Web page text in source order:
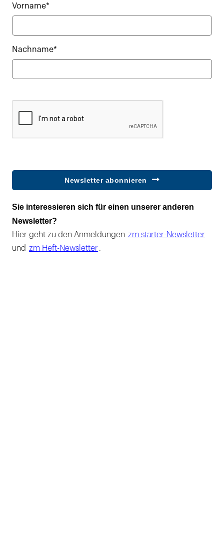
Vorname*
Nachname*
Newsletter abonnieren
Sie interessieren sich für einen unserer anderen
Newsletter?
Hier geht zu den Anmeldungen zm starter-Newsletter
und zm Heft-Newsletter .